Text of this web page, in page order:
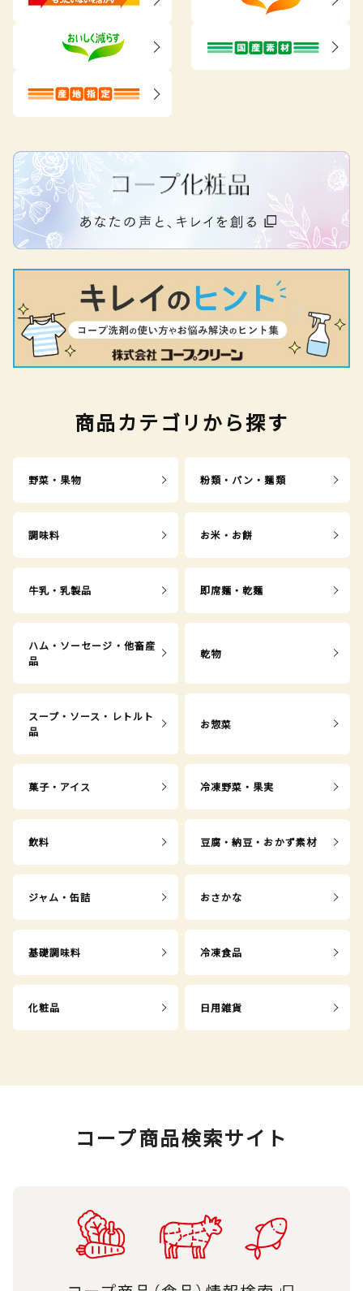
商品カテゴリから探す
野菜・果物 粉類・パン・麺類
調味料 お米・お餅
牛乳・乳製品 即席麺・乾麺
ハム・ソーセージ・他畜産
品
乾物
スープ・ソース・レトルト
品
お惣菜
菓子・アイス 冷凍野菜・果実
飲料 豆腐・納豆・おかず素材
ジャム・缶詰 おさかな
基礎調味料 冷凍食品
化粧品 日用雑貨
コープ商品検索サイト